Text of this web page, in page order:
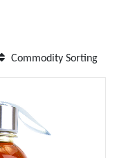
Commodity Sorting